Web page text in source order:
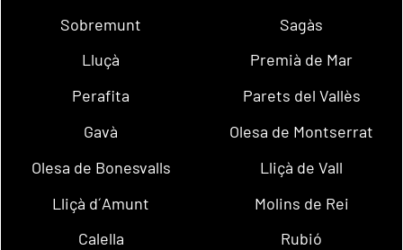
Sobremunt
Sagàs
Lluçà
Premià de Mar
Perafita
Parets del Vallès
Gavà
Olesa de Montserrat
Olesa de Bonesvalls
Lliçà de Vall
Lliçà d´Amunt
Molins de Rei
Calella
Rubió